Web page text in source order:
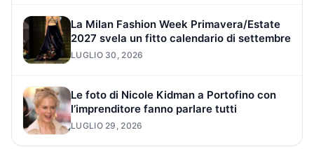
La Milan Fashion Week Primavera/Estate
2027 svela un fitto calendario di settembre
LUGLIO 30, 2026
Le foto di Nicole Kidman a Portofino con
l’imprenditore fanno parlare tutti
LUGLIO 29, 2026